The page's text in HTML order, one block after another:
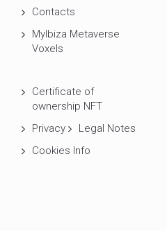
Contacts
MyIbiza Metaverse
Voxels
Certificate of
ownership NFT
Privacy
Legal Notes
Cookies Info